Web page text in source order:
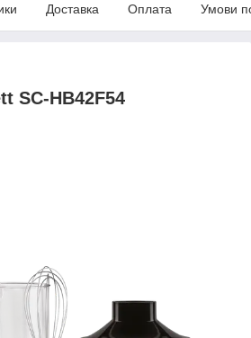
Доставка Оплата Умови
SC-HB42F54